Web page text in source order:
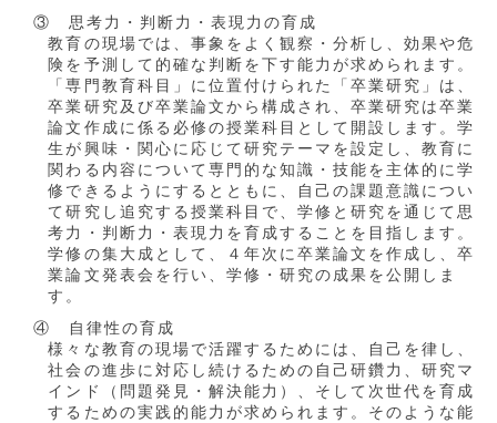
③ 思考力・判断力・表現力の育成
教育の現場では、事象をよく観察・分析し、効果や危
険を予測して的確な判断を下す能力が求められます。
「専門教育科目」に位置付けられた「卒業研究」は、
卒業研究及び卒業論文から構成され、卒業研究は卒業
論文作成に係る必修の授業科目として開設します。学
生が興味・関心に応じて研究テーマを設定し、教育に
関わる内容について専門的な知識・技能を主体的に学
修できるようにするとともに、自己の課題意識につい
て研究し追究する授業科目で、学修と研究を通じて思
考力・判断力・表現力を育成することを目指します。
学修の集大成として、４年次に卒業論文を作成し、卒
業論文発表会を行い、学修・研究の成果を公開しま
す。
④ 自律性の育成
様々な教育の現場で活躍するためには、自己を律し、
社会の進歩に対応し続けるための自己研鑽力、研究マ
インド（問題発見・解決能力）、そして次世代を育成
するための実践的能力が求められます。そのような能